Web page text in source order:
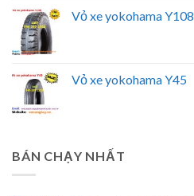
Vỏ xe yokohama Y108
Vỏ xe yokohama Y45
BÁN CHẠY NHẤT